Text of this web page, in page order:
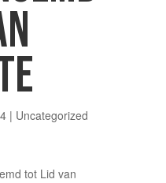
| Uncategorized